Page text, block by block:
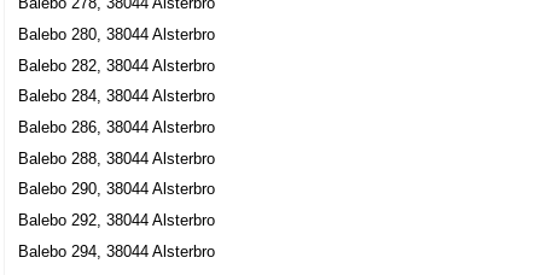
Balebo 280, 38044 Alsterbro
Balebo 282, 38044 Alsterbro
Balebo 284, 38044 Alsterbro
Balebo 286, 38044 Alsterbro
Balebo 288, 38044 Alsterbro
Balebo 290, 38044 Alsterbro
Balebo 292, 38044 Alsterbro
Balebo 294, 38044 Alsterbro